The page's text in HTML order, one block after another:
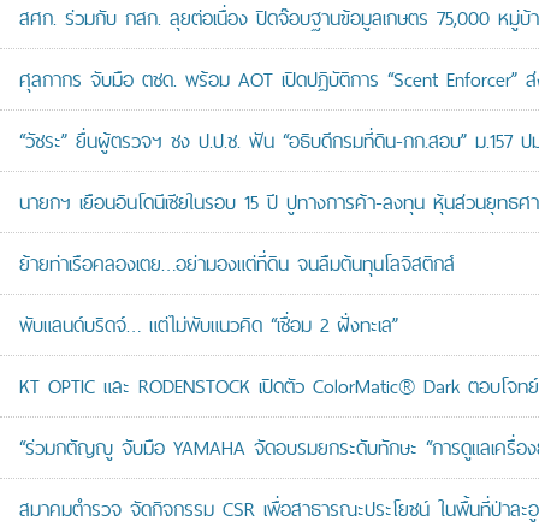
สศก. ร่วมกับ กสก. ลุยต่อเนื่อง ปิดจ๊อบฐานข้อมูลเกษตร 75,000 หมู่
ศุลกากร จับมือ ตชด. พร้อม AOT เปิดปฏิบัติการ “Scent Enforcer”
“วัชระ” ยื่นผู้ตรวจฯ ชง ป.ป.ช. ฟัน “อธิบดีกรมที่ดิน-กก.สอบ” ม.157 ป
นายกฯ เยือนอินโดนีเซียในรอบ 15 ปี ปูทางการค้า-ลงทุน หุ้นส่วนยุทธศ
ย้ายท่าเรือคลองเตย…อย่ามองแต่ที่ดิน จนลืมต้นทุนโลจิสติกส์
พับแลนด์บริดจ์… แต่ไม่พับแนวคิด “เชื่อม 2 ฝั่งทะเล”
KT OPTIC และ RODENSTOCK เปิดตัว ColorMatic® Dark ตอบโจ
“ร่วมกตัญญู จับมือ YAMAHA จัดอบรมยกระดับทักษะ “การดูแลเครื่อ
สมาคมตำรวจ จัดกิจกรรม CSR เพื่อสาธารณะประโยชน์ ในพื้นที่ป่าละอู